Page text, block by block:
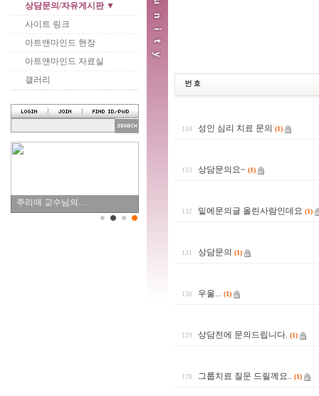
상담문의/자유게시판 ▼
사이트 링크
아트앤마인드 현장
아트앤마인드 자료실
갤러리
주리애 교수님의…
134 성인 심리 치료 문의 (1)
133 상담문의요~ (1)
132 밑에문의글 올린사람인데요 (1)
131 상담문의 (1)
130 우울... (1)
129 상담전에 문의드립니다. (1)
128 그룹치료 질문 드릴께요.. (1)